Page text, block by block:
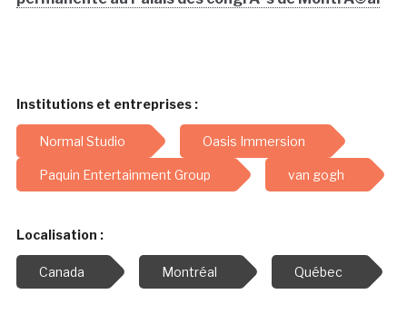
Institutions et entreprises :
Normal Studio Oasis Immersion
Paquin Entertainment Group van gogh
Localisation :
Canada Montréal Québec